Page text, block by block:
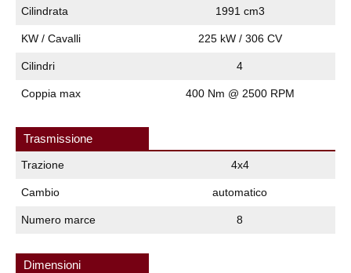
Cilindrata 1991 cm3
KW / Cavalli 225 kW / 306 CV
Cilindri 4
Coppia max 400 Nm @ 2500 RPM
Trasmissione
Trazione 4x4
Cambio automatico
Numero marce 8
Dimensioni